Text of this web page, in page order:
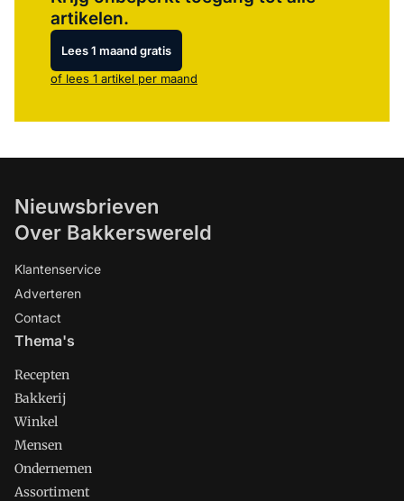
artikelen.
Lees 1 maand gratis
of lees 1 artikel per maand
Nieuwsbrieven
Over Bakkerswereld
Klantenservice
Adverteren
Contact
Thema's
Recepten
Bakkerij
Winkel
Mensen
Ondernemen
Assortiment